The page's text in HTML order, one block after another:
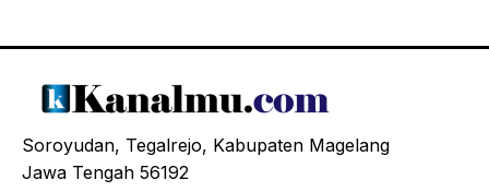
Soroyudan, Tegalrejo, Kabupaten Magelang
Jawa Tengah 56192